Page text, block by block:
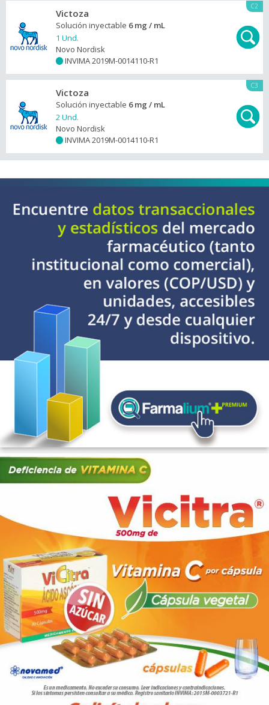
C2
Victoza
Solución inyectable 6 mg / mL
1 Und.
Novo Nordisk
INVIMA 2019M-0014110-R1
C3
Victoza
Solución inyectable 6 mg / mL
2 Und.
Novo Nordisk
INVIMA 2019M-0014110-R1